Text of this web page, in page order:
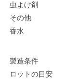
虫よけ剤
その他
香水
製造条件
ロットの目安